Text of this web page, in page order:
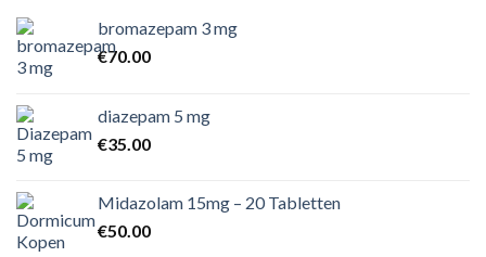
bromazepam 3 mg
€70.00
diazepam 5 mg
€35.00
Midazolam 15mg – 20 Tabletten
€50.00